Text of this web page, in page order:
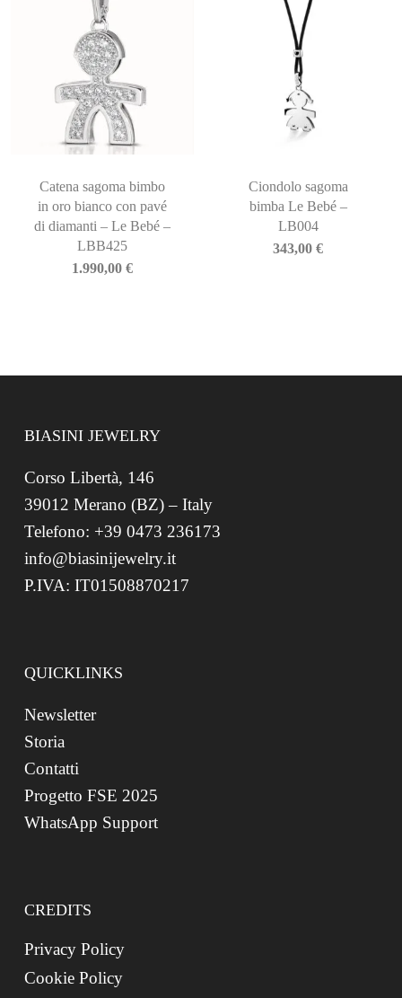
Catena sagoma bimbo
in oro bianco con pavé
di diamanti – Le Bebé –
LBB425
1.990,00 €
Ciondolo sagoma
bimba Le Bebé –
LB004
343,00€
BIASINI JEWELRY
Corso Libertà, 146
39012 Merano (BZ) – Italy
Telefono: +39 0473 236173
info@biasinijewelry.it
P.IVA: IT01508870217
QUICKLINKS
Newsletter
Storia
Contatti
Progetto FSE 2025
WhatsApp Support
CREDITS
Privacy Policy
Cookie Policy